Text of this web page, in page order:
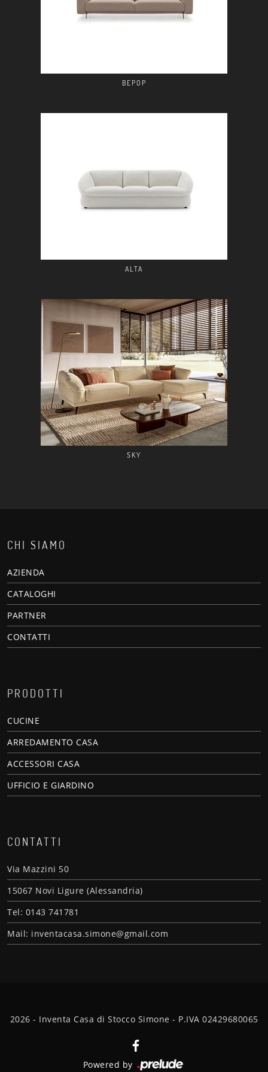
BEPOP
ALTA
SKY
CHI SIAMO
AZIENDA
CATALOGHI
PARTNER
CONTATTI
PRODOTTI
CUCINE
ARREDAMENTO CASA
ACCESSORI CASA
UFFICIO E GIARDINO
CONTATTI
Via Mazzini 50
15067 Novi Ligure (Alessandria)
Tel: 0143 741781
Mail: inventacasa.simone@gmail.com
2026 - Inventa Casa di Stocco Simone - P.IVA 02429680065
Powered by